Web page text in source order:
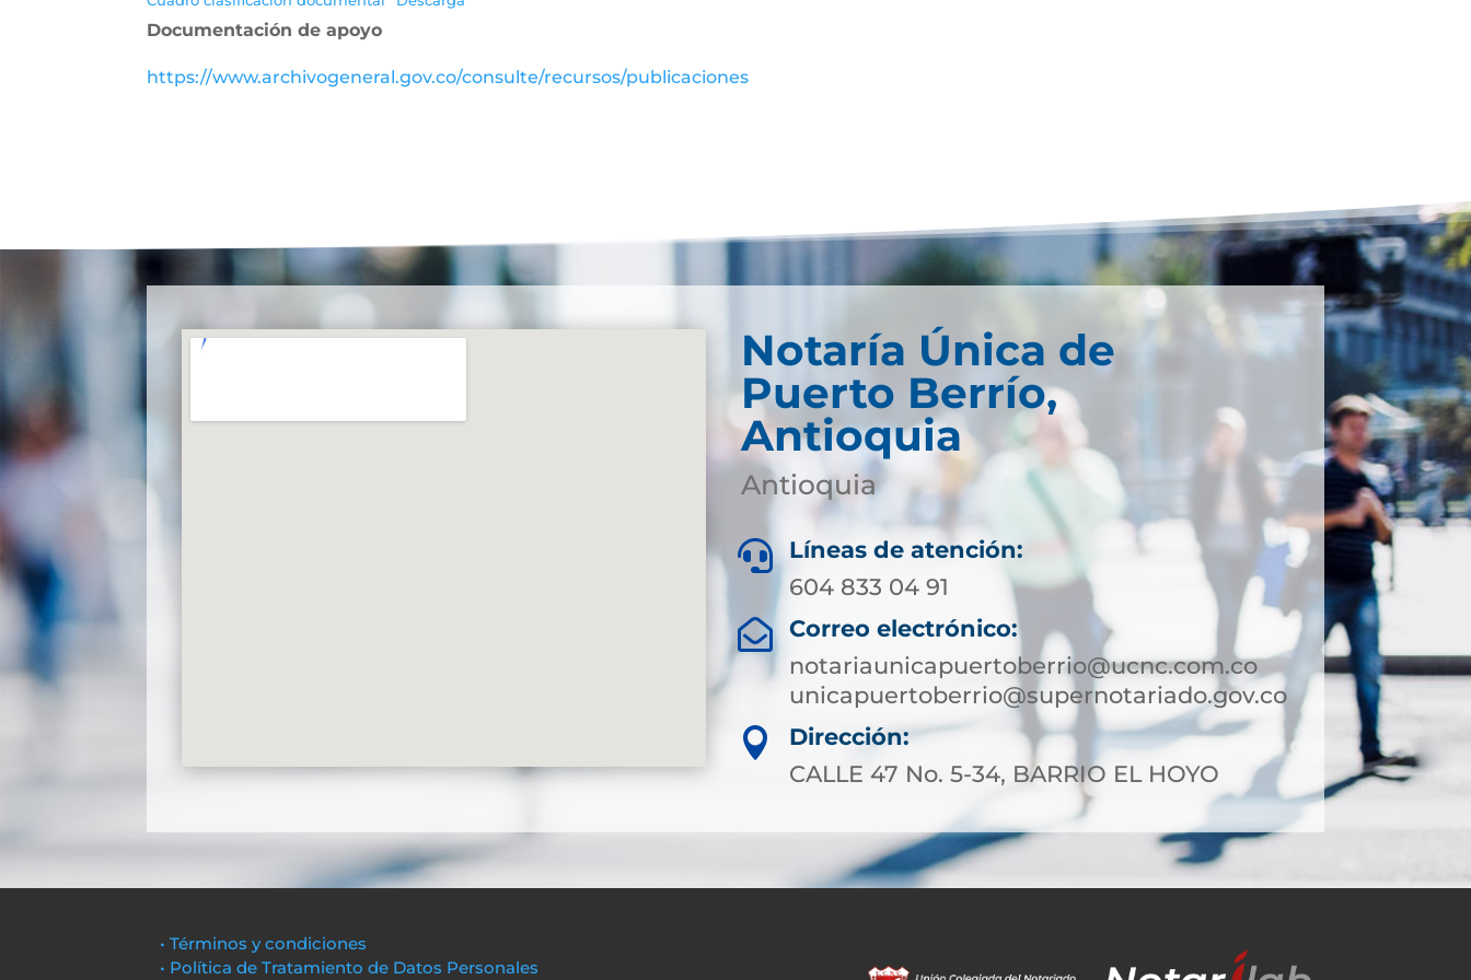
Documentación de apoyo
https://www.archivogeneral.gov.co/consulte/recursos/publicaciones
Notaría Única de
Puerto Berrío,
Antioquia
Antioquia

Líneas de atención:
604 833 04 91

Correo electrónico:
notariaunicapuertoberrio@ucnc.com.co
unicapuertoberrio@supernotariado.gov.co

Dirección:
CALLE 47 No. 5-34, BARRIO EL HOYO
• Términos y condiciones
• Política de Tratamiento de Datos Personales